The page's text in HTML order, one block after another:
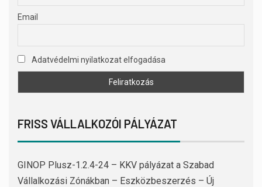
Email
Adatvédelmi nyilatkozat elfogadása
FRISS VÁLLALKOZÓI PÁLYÁZAT
GINOP Plusz-1.2.4-24 – KKV pályázat a Szabad
Vállalkozási Zónákban – Eszközbeszerzés – Új